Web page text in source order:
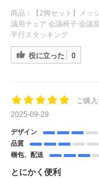
商品：
【2脚セット】メッ
議用チェア 会議椅子 会議
平行スタッキング
役に立った 0
ご購
2025-09-29
デザイン
品質
梱包、配送
とにかく便利